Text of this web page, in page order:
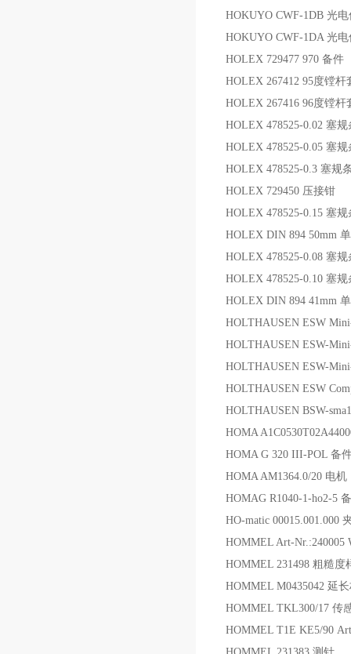
HOKUYO CWF-1DB 光
HOKUYO CWF-1DA 光
HOLEX 729477 970 备件
HOLEX 267412 95度镗杆
HOLEX 267416 96度镗杆
HOLEX 478525-0.02 塞
HOLEX 478525-0.05 塞
HOLEX 478525-0.3 塞规
HOLEX 729450 压接钳
HOLEX 478525-0.15 塞
HOLEX DIN 894 50mm
HOLEX 478525-0.08 塞
HOLEX 478525-0.10 塞
HOLEX DIN 894 41mm
HOLTHAUSEN ESW
HOLTHAUSEN ESW-
HOLTHAUSEN ESW-
HOLTHAUSEN ESW
HOLTHAUSEN BSW-
HOMA
HOMA G 320 III-POL 备
HOMA AM1364.0/20 电机
HOMAG R1040-1-ho2-5
HO-matic 00015.001.000
HOMMEL Art-Nr.:240005
HOMMEL 231498 粗糙度
HOMMEL M0435042 延
HOMMEL TKL300/17 传
HOMMEL T1E KE5/90